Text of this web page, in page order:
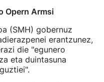
Opern Armsi
(SMH) gobernuz
erantzunez,
die "egunero
eta duintasuna